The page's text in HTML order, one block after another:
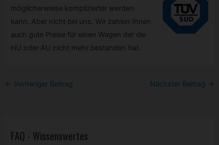
möglicherweise komplizierter werden
kann. Aber nicht bei uns. Wir zahlen Ihnen
auch gute Preise für einen Wagen der die
HU oder AU nicht mehr bestanden hat.
Post
← Vorheriger Beitrag Nächster Beitrag →
FAQ - Wissenswertes